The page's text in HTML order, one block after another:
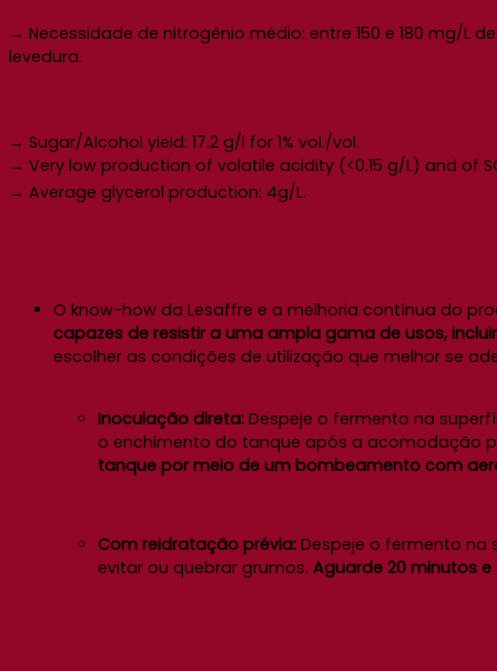
→ Necessidade de nitrogênio médio: entre 150 e 180 mg/L
levedura.
→ Sugar/Alcohol yield: 17.2 g/l for 1% vol./vol.
→ Very low production of volatile acidity (<0.15 g/L) and of
→ Average glycerol production: 4g/L.
O know-how da Lesaffre e a melhoria contínua do
capazes de resistir a uma ampla gama de usos,
escolher as condições de utilização que melhor se
Inoculação direta: Despeje o fermento na
o enchimento do tanque após a acomodação
tanque por meio de um bombeamento com
Com reidratação prévia: Despeje o fermento na
evitar ou quebrar grumos. Aguarde 20 minutos